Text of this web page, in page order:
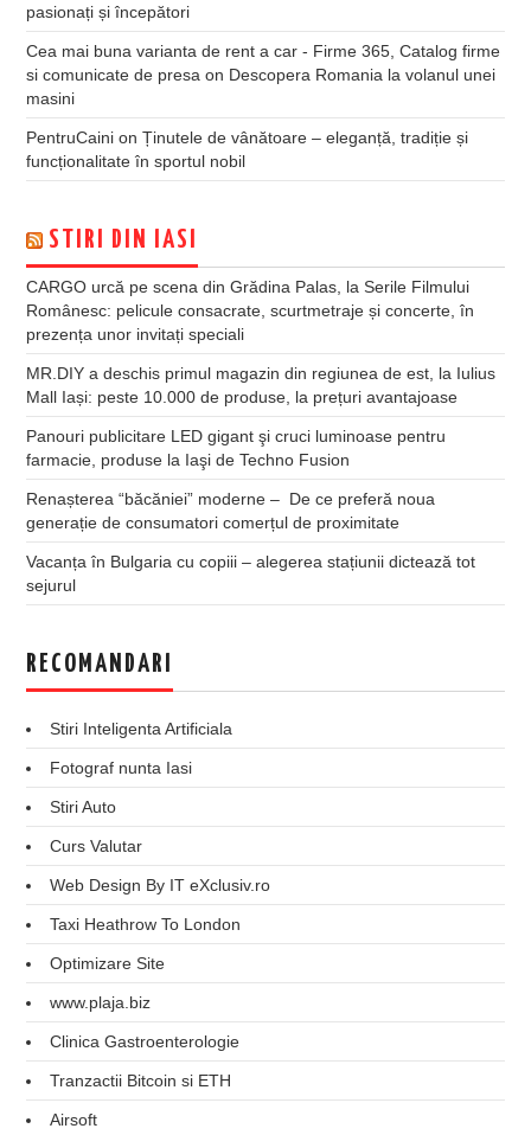
pasionați și începători
Cea mai buna varianta de rent a car - Firme 365, Catalog firme
si comunicate de presa on Descopera Romania la volanul unei
masini
PentruCaini onȚinutele de vânătoare – eleganță, tradiție și
funcționalitate în sportul nobil
STIRI DIN IASI
CARGO urcă pe scena din Grădina Palas, la Serile Filmului
Românesc: pelicule consacrate, scurtmetraje și concerte, în
prezența unor invitați speciali
MR.DIY a deschis primul magazin din regiunea de est, la Iulius
Mall Iași: peste 10.000 de produse, la prețuri avantajoase
Panouri publicitare LED gigant şi cruci luminoase pentru
farmacie, produse la Iaşi de Techno Fusion
Renașterea “băcăniei” moderne – De ce preferă noua
generație de consumatori comerțul de proximitate
Vacanța în Bulgaria cu copiii – alegerea stațiunii dictează tot
sejurul
RECOMANDARI
Stiri Inteligenta Artificiala
Fotograf nunta Iasi
Stiri Auto
Curs Valutar
Web Design By IT eXclusiv.ro
Taxi Heathrow To London
Optimizare Site
www.plaja.biz
Clinica Gastroenterologie
Tranzactii Bitcoin si ETH
Airsoft